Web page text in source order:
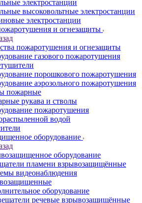
электростанции
высоковольтные электростанции
электростанции
и огнезащиты
пожаротушения и огнезащиты
газового пожаротушения
порошкового пожаротушения
аэрозольного пожаротушения
пожарные
рукава и стволы
пожаротушения
водой
оборудование
оборудование
пламени взрывозащищённые
видеонаблюдения
оборудование
речевые взрывозащищённые